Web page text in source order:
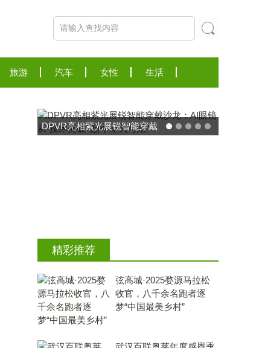
旅游 汽车 女性 生活
DPVR亮相紫光展锐智能穿戴
精彩推荐
弦高城·2025婺源马拉松
收官，八千余名跑者逐
梦“中国最美乡村”